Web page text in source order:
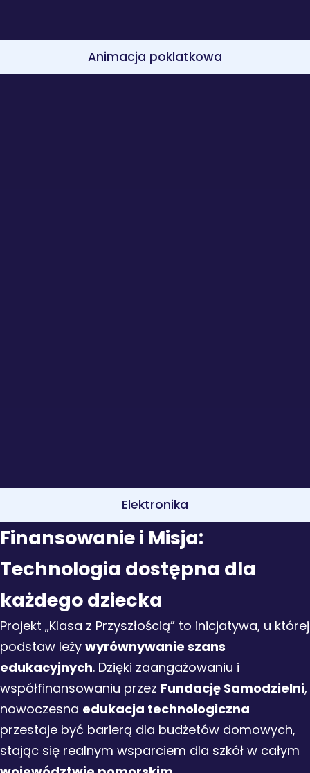
Animacja poklatkowa
Elektronika
Finansowanie i Misja:
Technologia dostępna dla
każdego dziecka
Projekt „Klasa z Przyszłością” to inicjatywa, u której
podstaw leży wyrównywanie szans
edukacyjnych. Dzięki zaangażowaniu i
współfinansowaniu przez Fundację Samodzielni,
nowoczesna edukacja technologiczna
przestaje być barierą dla budżetów domowych,
stając się realnym wsparciem dla szkół w całym